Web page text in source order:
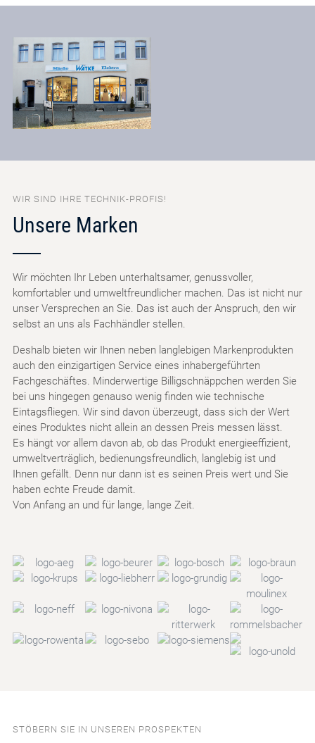
WIR SIND IHRE TECHNIK-PROFIS!
Unsere Marken
Wir möchten Ihr Leben unterhaltsamer, genussvoller,
komfortabler und umweltfreundlicher machen. Das ist nicht nur
unser Versprechen an Sie. Das ist auch der Anspruch, den wir
selbst an uns als Fachhändler stellen.
Deshalb bieten wir Ihnen neben langlebigen Markenprodukten
auch den einzigartigen Service eines inhabergeführten
Fachgeschäftes. Minderwertige Billigschnäppchen werden Sie
bei uns hingegen genauso wenig finden wie technische
Eintagsfliegen. Wir sind davon überzeugt, dass sich der Wert
eines Produktes nicht allein an dessen Preis messen lässt.
Es hängt vor allem davon ab, ob das Produkt energieeffizient,
umweltverträglich, bedienungsfreundlich, langlebig ist und
Ihnen gefällt. Denn nur dann ist es seinen Preis wert und Sie
haben echte Freude damit.
Von Anfang an und für lange, lange Zeit.
STÖBERN SIE IN UNSEREN PROSPEKTEN